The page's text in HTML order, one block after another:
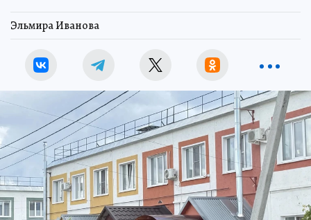
Эльмира Иванова